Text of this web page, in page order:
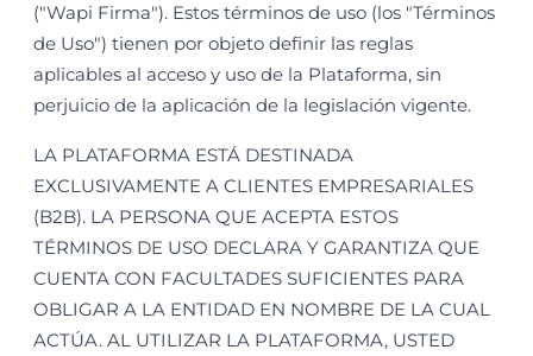
("Wapi Firma"). Estos términos de uso (los "Términos
de Uso") tienen por objeto definir las reglas
aplicables al acceso y uso de la Plataforma, sin
perjuicio de la aplicación de la legislación vigente.
LA PLATAFORMA ESTÁ DESTINADA
EXCLUSIVAMENTE A CLIENTES EMPRESARIALES
(B2B). LA PERSONA QUE ACEPTA ESTOS
TÉRMINOS DE USO DECLARA Y GARANTIZA QUE
CUENTA CON FACULTADES SUFICIENTES PARA
OBLIGAR A LA ENTIDAD EN NOMBRE DE LA CUAL
ACTÚA. AL UTILIZAR LA PLATAFORMA, USTED